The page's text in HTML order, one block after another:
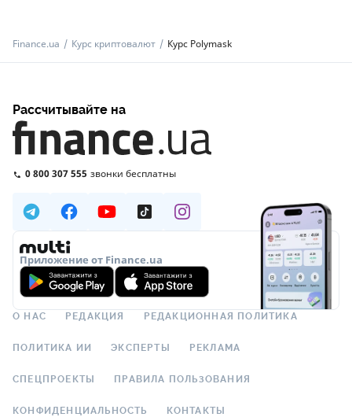
Finance.ua Курс криптовалют Курс Polymask
Рассчитывайте на
0 800 307 555 звонки бесплатны
Приложение от Finance.ua
О НАС РЕДАКЦИЯ РЕДАКЦИОННАЯ ПОЛИТИКА
ПОЛИТИКА ИИ ЭКСПЕРТЫ РЕКЛАМА
СПЕЦПРОЕКТЫ ПРАВИЛА ПОЛЬЗОВАНИЯ
КОНФИДЕНЦИАЛЬНОСТЬ КОНТАКТЫ